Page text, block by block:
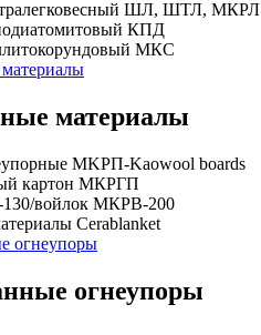
ШЛ, ШТЛ, МКРЛ
КПД
МКС
материалы
MKPП-Kaowool boards
картон МКРГП
войлок МКРВ-200
Cerablanket
огнеупоры